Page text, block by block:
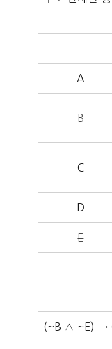
A
B
C
D
E
(~B ∧ ~E) →